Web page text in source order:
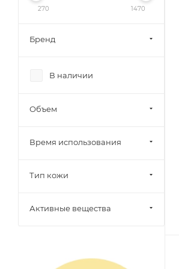
270 1470
Бренд
В наличии
Объем
Время использования
Тип кожи
Активные вещества